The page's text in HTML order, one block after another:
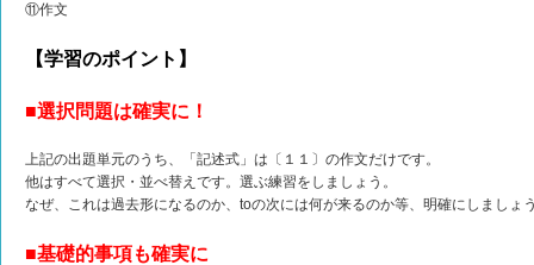
⑪作文
【学習のポイント】
■選択問題は確実に！
上記の出題単元のうち、「記述式」は〔１１〕の作文だけです。
他はすべて選択・並べ替えです。選ぶ練習をしましょう。
なぜ、これは過去形になるのか、toの次には何が来るのか等、明確にしましょ
■基礎的事項も確実に